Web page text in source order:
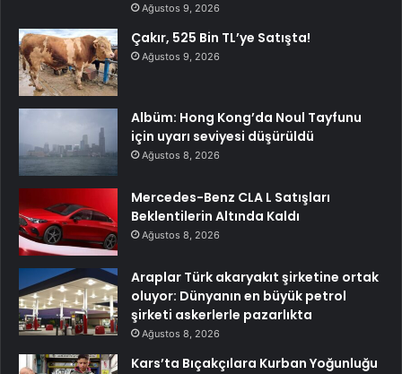
Ağustos 9, 2026
Çakır, 525 Bin TL’ye Satışta!
Ağustos 9, 2026
Albüm: Hong Kong’da Noul Tayfunu
için uyarı seviyesi düşürüldü
Ağustos 8, 2026
Mercedes-Benz CLA L Satışları
Beklentilerin Altında Kaldı
Ağustos 8, 2026
Araplar Türk akaryakıt şirketine ortak
oluyor: Dünyanın en büyük petrol
şirketi askerlerle pazarlıkta
Ağustos 8, 2026
Kars’ta Bıçakçılara Kurban Yoğunluğu